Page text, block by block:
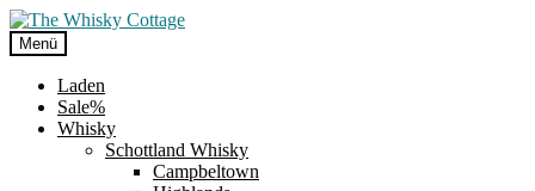
Zur
Navigation
springen
Zum
Inhalt
springen
Menü
Laden
Sale%
Whisky
Schottland Whisky
Campbeltown